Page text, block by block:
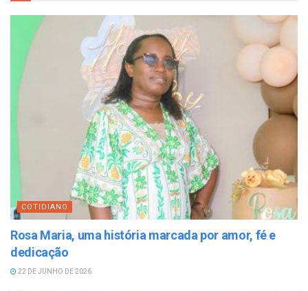
COTIDIANO
Rosa Maria, uma história marcada por amor, fé e
dedicação
22 DE JUNHO DE 2026